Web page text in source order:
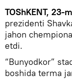
TOShKENT, 23-
prezidenti
jahon
etdi.
“Bunyodkor”
boshida terma